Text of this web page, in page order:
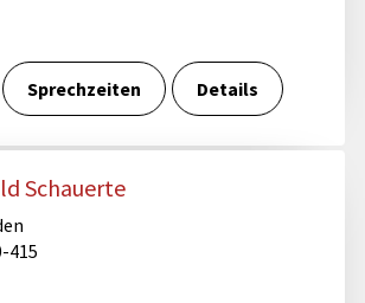
Sprechzeiten Details
Schauerte
415